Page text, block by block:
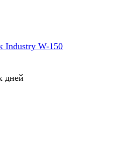
Industry W-150
дней